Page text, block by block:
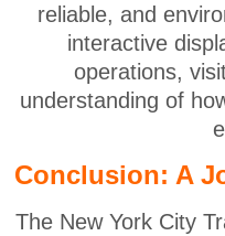
reliable, and
interactive
operations,
understanding of
Conclusion: A
The New York City